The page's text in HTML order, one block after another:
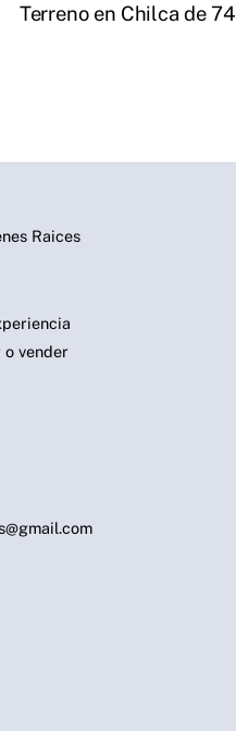
Terreno en Chilca de
Raices
o vender